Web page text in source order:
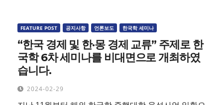
FEATURE POST 공지사항 언론보도 한국학 세미나
“한국 경제 및 한·몽 경제 교류” 주제로 한
국학 6차 세미나를 비대면으로 개최하였
습니다.
2024-02-29